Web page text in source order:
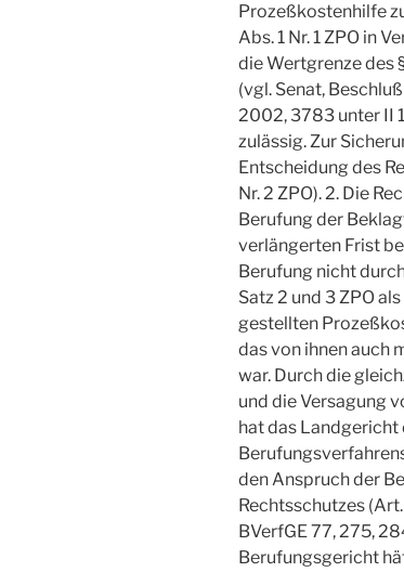
Prozeßkostenhilfe
Abs. 1 Nr. 1 ZPO in
die Wertgrenze des
(vgl. Senat,
2002, 3783 unter II
zulässig. Zur
Entscheidung des
Nr. 2 ZPO). 2. Die
Berufung der
verlängerten Frist
Berufung nicht
Satz 2 und 3 ZPO
gestellten
das von ihnen auch
war. Durch die
und die Versagung
hat das
den Anspruch der
Rechtsschutzes
BVerfGE 77, 275,
Berufungsgericht